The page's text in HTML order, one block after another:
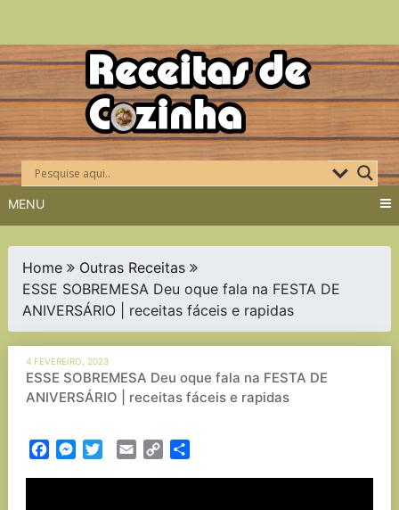
Skip
to
content
MENU
Home
Outras Receitas
ESSE SOBREMESA Deu oque fala na FESTA DE
ANIVERSÁRIO | receitas fáceis e rapidas
4 FEVEREIRO, 2023
ESSE SOBREMESA Deu oque fala na FESTA DE
ANIVERSÁRIO | receitas fáceis e rapidas
FacebookMessenger
TwitterEmail Copy